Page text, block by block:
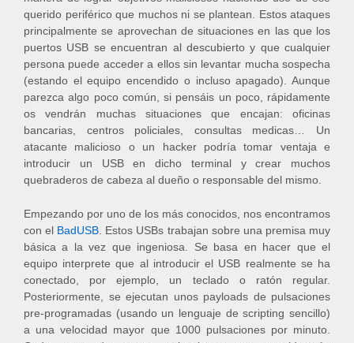
querido periférico que muchos ni se plantean. Estos ataques
principalmente se aprovechan de situaciones en las que los
puertos USB se encuentran al descubierto y que cualquier
persona puede acceder a ellos sin levantar mucha sospecha
(estando el equipo encendido o incluso apagado). Aunque
parezca algo poco común, si pensáis un poco, rápidamente
os vendrán muchas situaciones que encajan: oficinas
bancarias, centros policiales, consultas medicas… Un
atacante malicioso o un hacker podría tomar ventaja e
introducir un USB en dicho terminal y crear muchos
quebraderos de cabeza al dueño o responsable del mismo.
Empezando por uno de los más conocidos, nos encontramos
con el BadUSB . Estos USBs trabajan sobre una premisa muy
básica a la vez que ingeniosa. Se basa en hacer que el
equipo interprete que al introducir el USB realmente se ha
conectado, por ejemplo, un teclado o ratón regular.
Posteriormente, se ejecutan unos payloads de pulsaciones
pre-programadas (usando un lenguaje de scripting sencillo)
a una velocidad mayor que 1000 pulsaciones por minuto.